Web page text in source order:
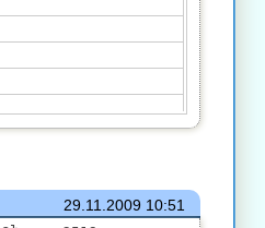
29.11.200910:51